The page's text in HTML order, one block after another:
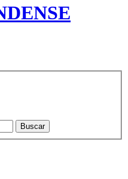
Buscar